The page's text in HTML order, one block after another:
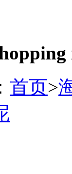
首页>